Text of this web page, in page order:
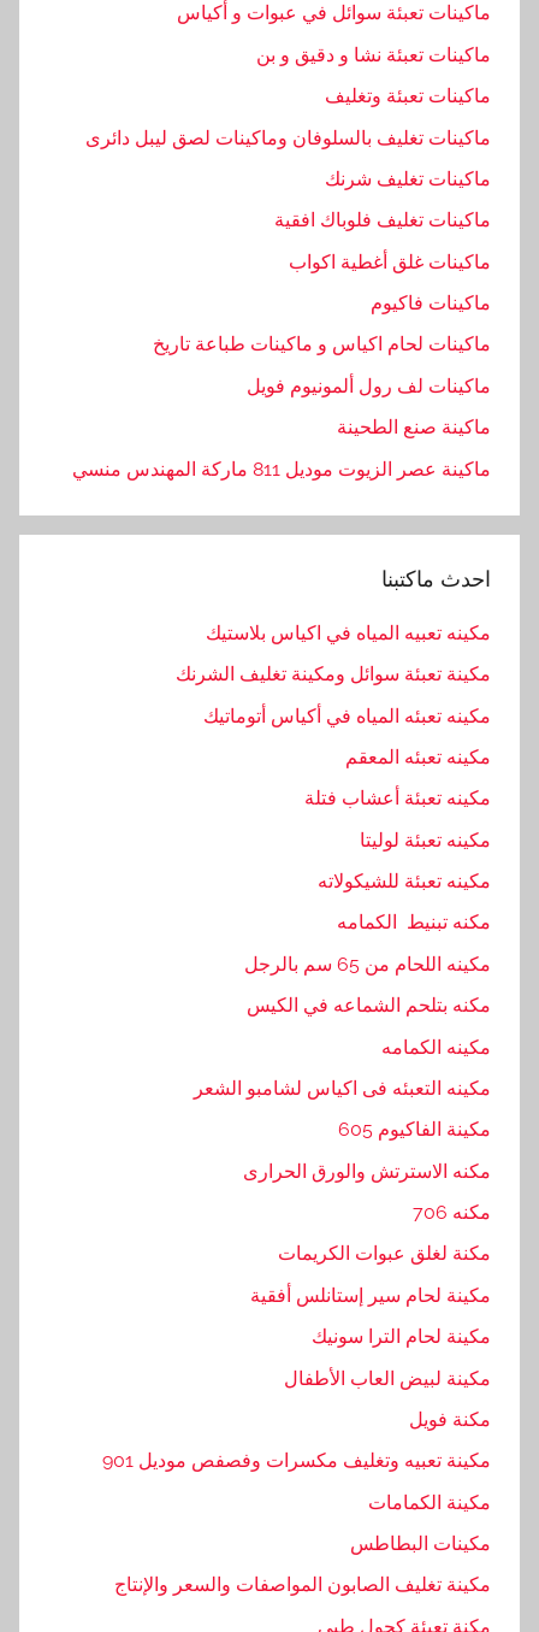
ماكينات تعبئة سوائل في عبوات و أكياس
ماكينات تعبئة نشا و دقيق و بن
ماكينات تعبئة وتغليف
ماكينات تغليف بالسلوفان وماكينات لصق ليبل دائرى
ماكينات تغليف شرنك
ماكينات تغليف فلوباك افقية
ماكينات غلق أغطية اكواب
ماكينات فاكيوم
ماكينات لحام اكياس و ماكينات طباعة تاريخ
ماكينات لف رول ألمونيوم فويل
ماكينة صنع الطحينة
ماكينة عصر الزيوت موديل 811 ماركة المهندس منسي
احدث ماكتبنا
مكينه تعبيه المياه في اكياس بلاستيك
مكينة تعبئة سوائل ومكينة تغليف الشرنك
مكينه تعبئه المياه في أكياس أتوماتيك
مكينه تعبئه المعقم
مكينه تعبئة أعشاب فتلة
مكينه تعبئة لوليتا
مكينه تعبئة للشيكولاته
مكنه تبنيط الكمامه
مكينه اللحام من 65 سم بالرجل
مكنه بتلحم الشماعه في الكيس
مكينه الكمامه
مكينه التعبئه فى اكياس لشامبو الشعر
مكينة الفاكيوم 605
مكنه الاسترتش والورق الحرارى
مكنه 706
مكنة لغلق عبوات الكريمات
مكينة لحام سير إستانلس أفقية
مكينة لحام الترا سونيك
مكينة لبيض العاب الأطفال
مكنة فويل
مكينة تعبيه وتغليف مكسرات وفصفص موديل 901
مكينة الكمامات
مكينات البطاطس
مكينة تغليف الصابون المواصفات والسعر والإنتاج
مكنة تعبئة كحول طبي